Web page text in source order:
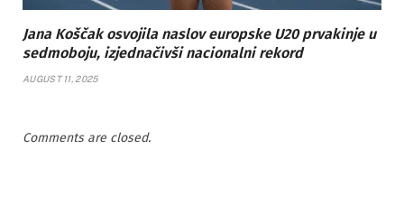
Jana Koščak osvojila naslov europske U20 prvakinje u
sedmoboju, izjednačivši nacionalni rekord
AUGUST 11, 2025
Comments are closed.